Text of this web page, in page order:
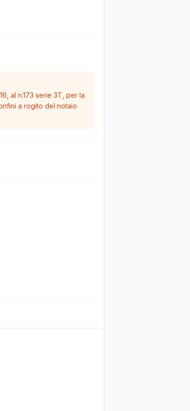
al n.173 serie 3T, per la
a rogito del notaio